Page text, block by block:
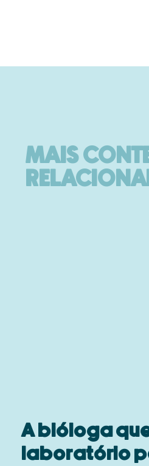
MAIS
A bióloga
laboratório